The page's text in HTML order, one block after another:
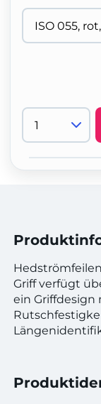
Griff verfügt
ein Griffdesign